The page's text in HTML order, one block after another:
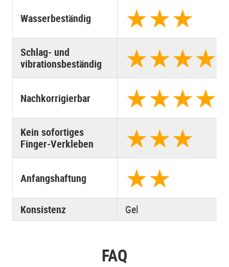
Wasserbeständig ★★★
Schlag- und
vibrationsbeständig
★★★★
Nachkorrigierbar ★★★★
Kein sofortiges
Finger-Verkleben
★★★
Anfangshaftung ★★
Konsistenz Gel
FAQ